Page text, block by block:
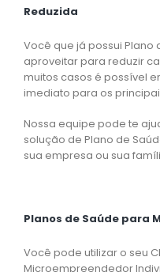
Reduzida
Você que já possui Plano
aproveitar para reduzir
muitos casos é possível
imediato para os
Nossa equipe pode te
solução de Plano de
sua empresa ou sua
Planos de Saúde para
Você pode utilizar o seu
Microempreendedor